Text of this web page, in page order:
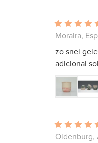
Moraira,
zo snel
adicional
Oldenburg,